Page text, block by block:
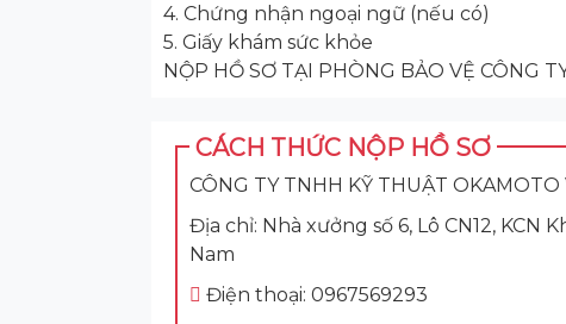
4. Chứng nhận ngoại ngữ (nếu có)
5. Giấy khám sức khỏe
NỘP HỒ SƠ TẠI PHÒNG BẢO VỆ CÔNG
CÁCH THỨC NỘP HỒ SƠ
CÔNG TY TNHH KỸ THUẬT OKAMOTO
Địa chỉ: Nhà xưởng số 6, Lô CN12,
Nam
Điện thoại: 0967569293